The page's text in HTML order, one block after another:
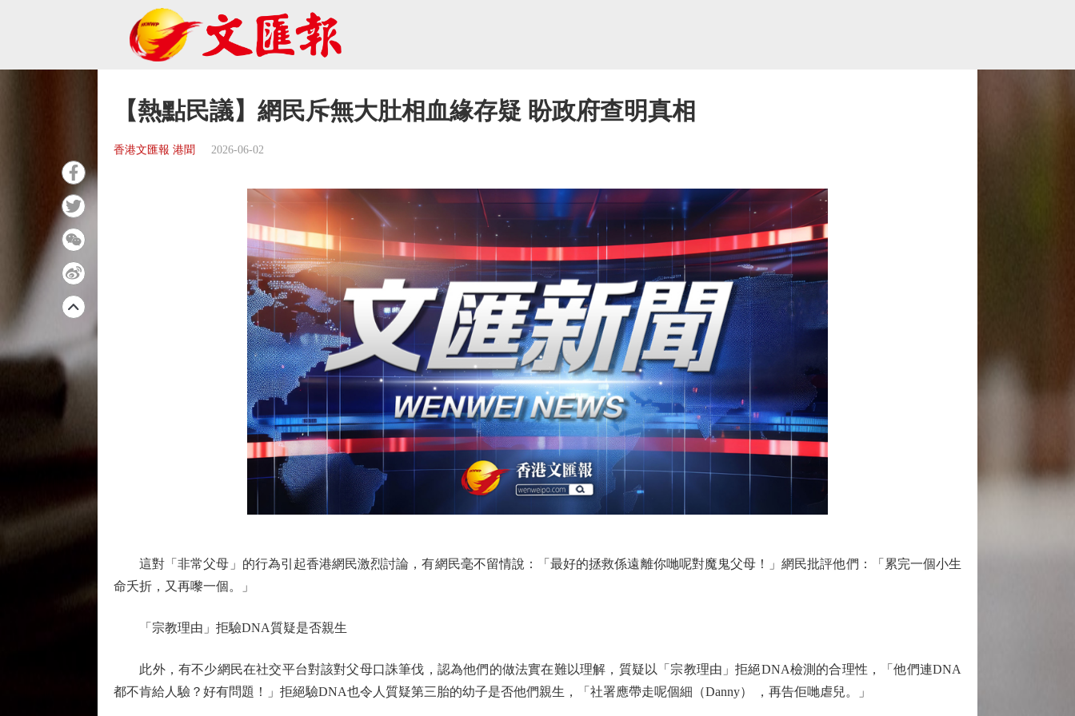
【熱點民議】網民斥無大肚相血緣存疑 盼政府查明真相
香港文匯報 港聞 2026-06-02
這對「非常父母」的行為引起香港網民激烈討論，有網民毫不留情說：「最好的拯救係遠離你哋呢對魔鬼父母！」網民批評他們：「累完一個小生
命夭折，又再嚟一個。」
「宗教理由」拒驗DNA質疑是否親生
此外，有不少網民在社交平台對該對父母口誅筆伐，認為他們的做法實在難以理解，質疑以「宗教理由」拒絕DNA檢測的合理性，「他們連DNA
都不肯給人驗？好有問題！」拒絕驗DNA也令人質疑第三胎的幼子是否他們親生，「社署應帶走呢個細（Danny） ，再告佢哋虐兒。」